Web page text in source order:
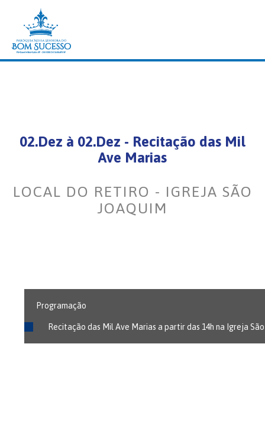
02.Dez à 02.Dez - Recitação das Mil
Ave Marias
LOCAL DO RETIRO - IGREJA SÃO
JOAQUIM
Programação
Recitação das Mil Ave Marias a partir das 14h na Igreja